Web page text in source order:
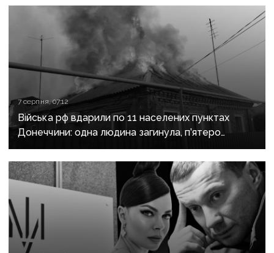
7 серпня, 07:12
Війська рф вдарили по 11 населених пунктах
Донеччини: одна людина загинула, п’ятеро
поранені